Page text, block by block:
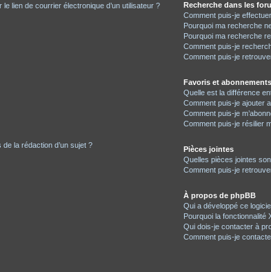
lien de courrier électronique d’un utilisateur ?
la rédaction d’un sujet ?
Recherche dans les
Comment puis-je
Pourquoi ma recherche
Pourquoi ma recherche
Comment puis-je
Comment puis-je
Favoris et abonnements
Quelle est la différence
Comment puis-je ajouter
Comment puis-je
Comment puis-je résilier
Pièces jointes
Quelles pièces jointes
Comment puis-je
À propos de phpBB
Qui a développé ce
Pourquoi la fonctionnalité
Qui dois-je contacter à
Comment puis-je